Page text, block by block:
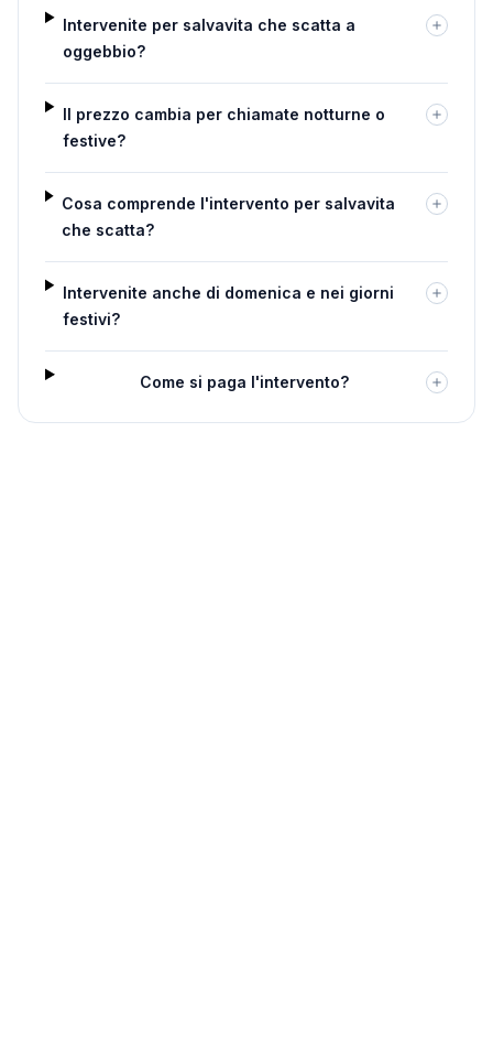
Intervenite per salvavita che scatta a
oggebbio?
Il prezzo cambia per chiamate notturne o
festive?
Cosa comprende l'intervento per salvavita
che scatta?
Intervenite anche di domenica e nei giorni
festivi?
Come si paga l'intervento?